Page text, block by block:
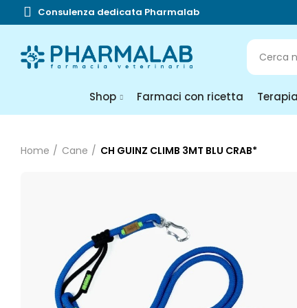
Consulenza dedicata Pharmalab
Shop Farmaci con ricetta
Home Cane CH GUINZ CLIMB 3MT BLU CRAB*